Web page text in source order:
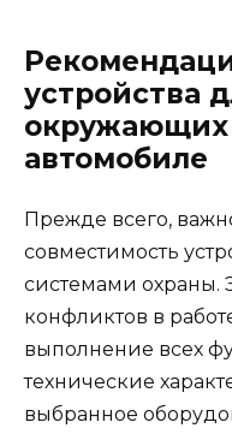
устройства
окружающих
автомобиле
Прежде всего,
совместимость
системами охраны.
конфликтов в
выполнение всех
технические
выбранное